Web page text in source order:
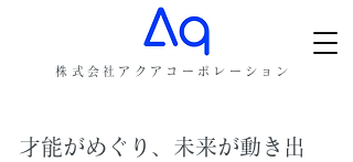
株式会社アクアコーポレーション
才能がめぐり、未来が動き出